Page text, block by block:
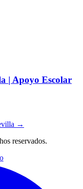
| Apoyo Escolar
→
reservados.